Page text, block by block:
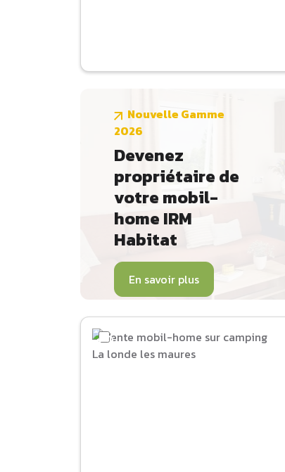
Nouvelle Gamme
2026
Devenez
propriétaire de
votre mobil-
home IRM
Habitat
En savoir plus